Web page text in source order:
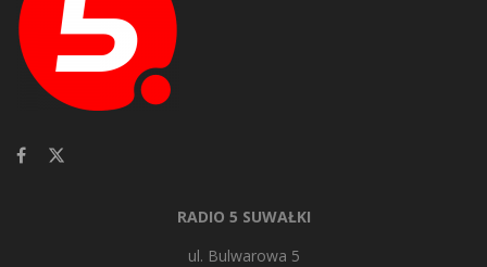
RADIO 5 SUWAŁKI
ul. Bulwarowa 5